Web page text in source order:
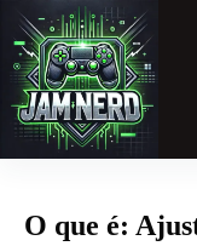
para
conteúdo
O que é: